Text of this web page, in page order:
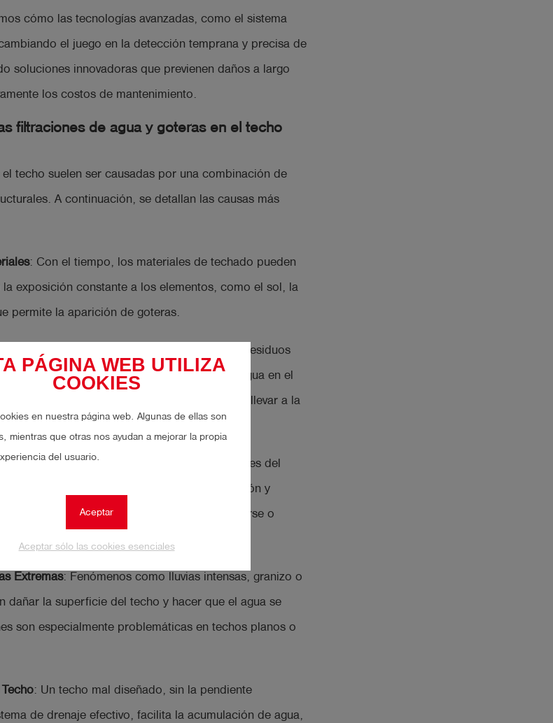
PÁGINA WEB UTILIZA
COOKIES
en nuestra página web. Algunas de ellas son
mientras que otras nos ayudan a mejorar la propia
del usuario.
Aceptar
Aceptar sólo las cookies esenciales
cómo las tecnologías avanzadas, como el sistema
el juego en la detección temprana y precisa de
soluciones innovadoras que previenen daños a largo
los costos de mantenimiento.
filtraciones de agua y goteras en el techo
techo suelen ser causadas por una combinación de
A continuación, se detallan las causas más
: Con el tiempo, los materiales de techado pueden
exposición constante a los elementos, como el sol, la
permite la aparición de goteras.
: La acumulación de hojas, suciedad y otros residuos
y canaletas, provocando acumulación de agua en el
adecuado, estas obstrucciones pueden llevar a la
y daños en el revestimiento.
: Las juntas y sellos entre diferentes partes del
zonas como chimeneas, salidas de ventilación y
de filtración. Los sellos pueden romperse o
permitiendo que el agua se infiltre.
Extremas: Fenómenos como lluvias intensas, granizo o
dañar la superficie del techo y hacer que el agua se
son especialmente problemáticas en techos planos o
: Un techo mal diseñado, sin la pendiente
de drenaje efectivo, facilita la acumulación de agua,